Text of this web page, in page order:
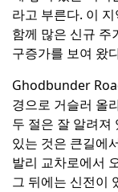
라고 부른다. 이
함께 많은 신규 주
구증가를 보여 왔
Ghodbunder
경으로 거슬러 올
두 절은 잘 알려져
있는 것은 큰길에
발리 교차로에서
그 뒤에는 신전이